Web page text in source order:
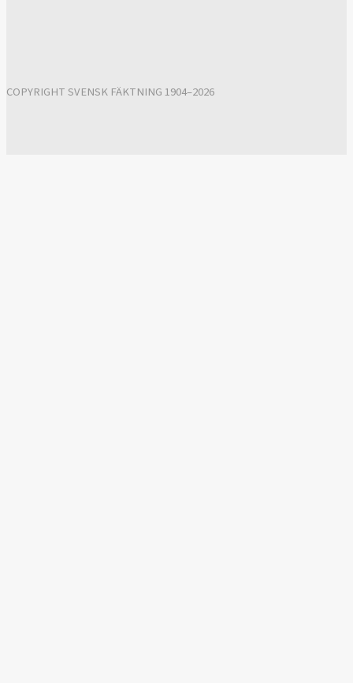
COPYRIGHT SVENSK FÄKTNING 1904–2026